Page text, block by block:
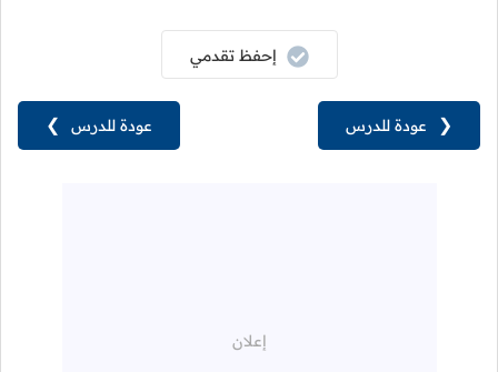
عودة للدرس ❯
إحفظ تقدمي
❮ عودة للدرس